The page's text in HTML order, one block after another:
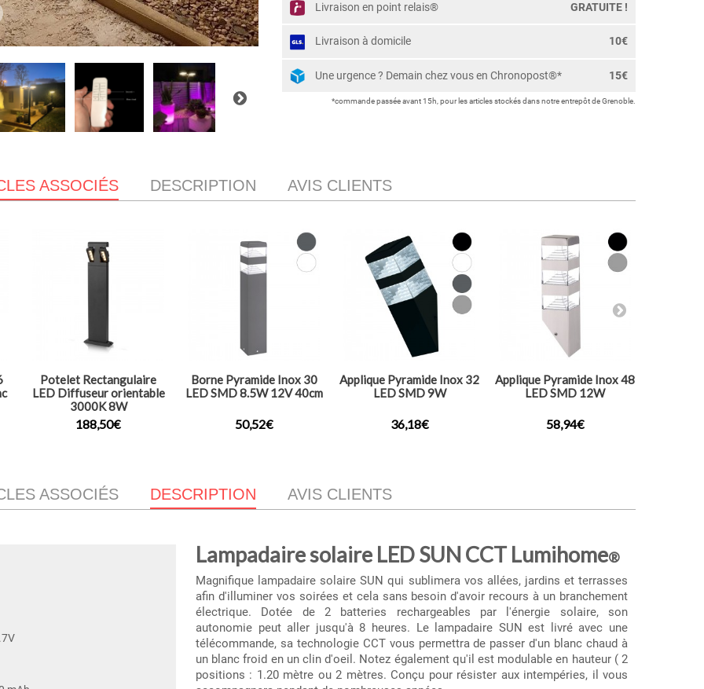
Livraison en point relais® GRATUITE !
Livraison à domicile 10€
Une urgence ? Demain chez vous en Chronopost®* 15€
*commande passée avant 15h, pour les articles stockés dans notre entrepôt de Grenoble.
ASSOCIÉS DESCRIPTION AVIS CLIENTS
Potelet Rectangulaire
LED Diffuseur orientable
3000K 8W
188,50€
Borne Pyramide Inox 30
LED SMD 8.5W 12V 40cm
50,52€
Applique Pyramide Inox 32
LED SMD 9W
36,18€
Applique Pyramide Inox 48
LED SMD 12W
58,94€
ASSOCIÉS DESCRIPTION AVIS CLIENTS
Lampadaire solaire LED SUN CCT Lumihome®
Magnifique lampadaire solaire SUN qui sublimera vos allées, jardins et terrasses
afin d'illuminer vos soirées et cela sans besoin d'avoir recours à un branchement
électrique. Dotée de 2 batteries rechargeables par l'énergie solaire, son
autonomie peut aller jusqu'à 8 heures. Le lampadaire SUN est livré avec une
télécommande, sa technologie CCT vous permettra de passer d'un blanc chaud à
un blanc froid en un clin d'oeil. Notez également qu'il est modulable en hauteur ( 2
positions : 1.20 mètre ou 2 mètres. Conçu pour résister aux intempéries, il vous